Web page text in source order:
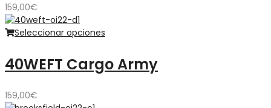
159,00€
Seleccionar opciones
40WEFT Cargo Army
159,00€